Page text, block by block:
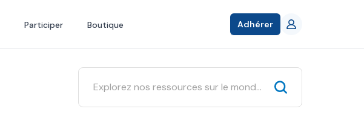
Participer Boutique Adhérer